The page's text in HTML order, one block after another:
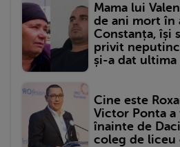
Mama lui
de ani mort în
Constanța, își
privit
și-a dat ultima
Cine este
Victor Ponta
înainte de
coleg de liceu